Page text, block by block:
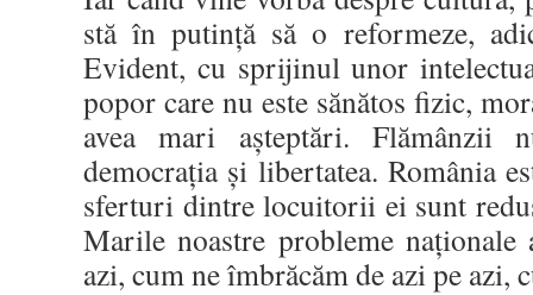
stă în putinţă să o reformeze,
Evident, cu sprijinul unor
popor care nu este sănătos fizic,
avea mari aşteptări. Flămânzii
democraţia şi libertatea. România
sferturi dintre locuitorii ei sunt
Marile noastre probleme naţionale
azi, cum ne îmbrăcăm de azi pe azi,